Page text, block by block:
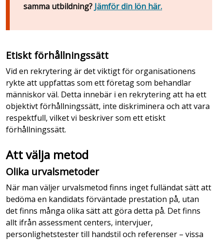
samma utbildning? Jämför din lön här.
Etiskt förhållningssätt
Vid en rekrytering är det viktigt för organisationens
rykte att uppfattas som ett företag som behandlar
människor väl. Detta innebär i en rekrytering att ha ett
objektivt förhållningssätt, inte diskriminera och att vara
respektfull, vilket vi beskriver som ett etiskt
förhållningssätt.
Att välja metod
Olika urvalsmetoder
När man väljer urvalsmetod finns inget fulländat sätt att
bedöma en kandidats förväntade prestation på, utan
det finns många olika sätt att göra detta på. Det finns
allt ifrån assessment centers, intervjuer,
personlighetstester till handstil och referenser – vissa